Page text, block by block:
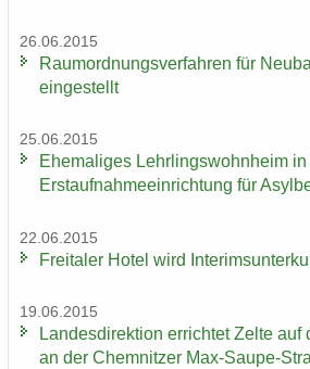
26.06.2015
Raum­ord­nungs­ver­fah­ren für
ein­ge­stellt
25.06.2015
Ehe­ma­li­ges Lehr­lings­wohn­heim
Erst­auf­nah­me­ein­rich­tung für
22.06.2015
Frei­ta­ler Hotel wird
19.06.2015
Lan­des­di­rek­ti­on er­rich­tet Zelte
an der Chem­nit­zer Max-​Saupe-